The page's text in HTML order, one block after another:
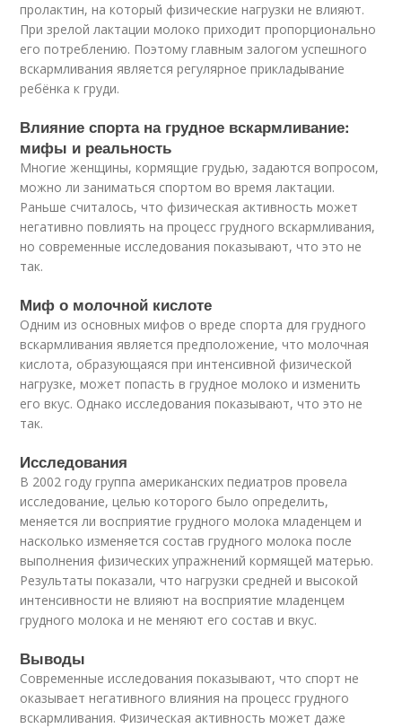
пролактин, на который физические нагрузки не влияют.
При зрелой лактации молоко приходит пропорционально
его потреблению. Поэтому главным залогом успешного
вскармливания является регулярное прикладывание
ребёнка к груди.
Влияние спорта на грудное вскармливание:
мифы и реальность
Многие женщины, кормящие грудью, задаются вопросом,
можно ли заниматься спортом во время лактации.
Раньше считалось, что физическая активность может
негативно повлиять на процесс грудного вскармливания,
но современные исследования показывают, что это не
так.
Миф о молочной кислоте
Одним из основных мифов о вреде спорта для грудного
вскармливания является предположение, что молочная
кислота, образующаяся при интенсивной физической
нагрузке, может попасть в грудное молоко и изменить
его вкус. Однако исследования показывают, что это не
так.
Исследования
В 2002 году группа американских педиатров провела
исследование, целью которого было определить,
меняется ли восприятие грудного молока младенцем и
насколько изменяется состав грудного молока после
выполнения физических упражнений кормящей матерью.
Результаты показали, что нагрузки средней и высокой
интенсивности не влияют на восприятие младенцем
грудного молока и не меняют его состав и вкус.
Выводы
Современные исследования показывают, что спорт не
оказывает негативного влияния на процесс грудного
вскармливания. Физическая активность может даже